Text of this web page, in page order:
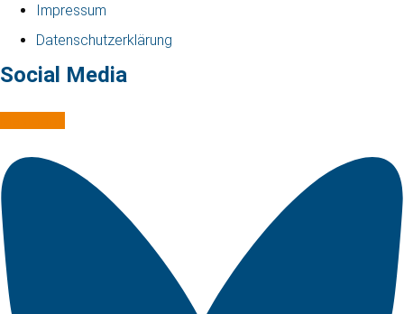
Impressum
Datenschutzerklärung
Social Media